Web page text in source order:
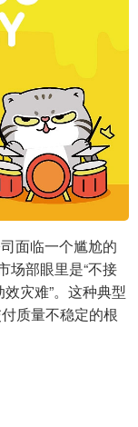
面临一个尴尬的
场部眼里是“不接
效灾难”。这种典型
质量不稳定的根